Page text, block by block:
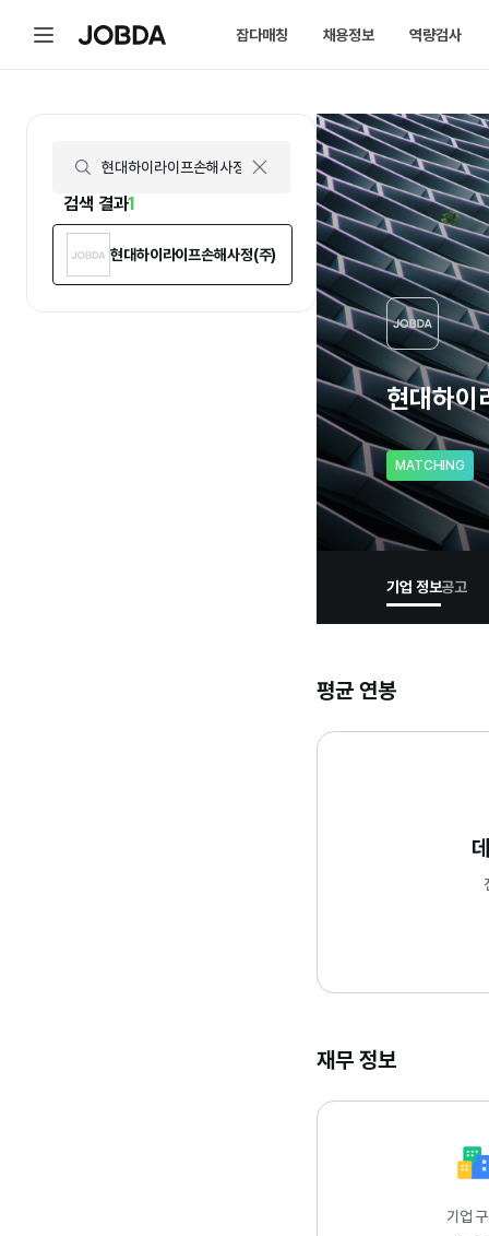
J
A
잡다매칭
매칭에 대한 모든 정보를 한곳에서
잡다매칭 소개
스펙아닌 역량으로 취업하는 방법을
채용정보
채용 스케줄을 놓
채용 공고
내가 선택한 필터
역량검사
검색 결과1
현대하이라이프손해사정(주)
현대하이
MATCHING
기업 정보공고
평균 연봉
재무 정보
기업